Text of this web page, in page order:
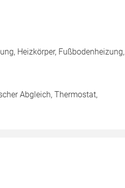
Heizkörper, Fußbodenheizung,
Abgleich, Thermostat,